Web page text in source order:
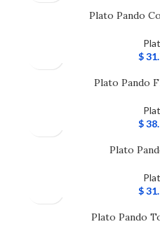
Plato Pando
$
Plato Pando
$
Plato
$
Plato Pando